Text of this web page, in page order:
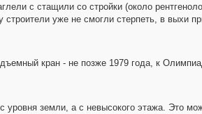
с стащили со стройки (около
уже не смогли стерпеть, в выхи
кран - не позже 1979 года, к
уровня земли, а с невысокого этажа. Это